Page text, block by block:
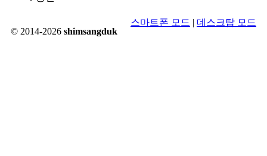
© 2014-2026 shimsangduk
스마트폰 모드 | 데스크탑 모드